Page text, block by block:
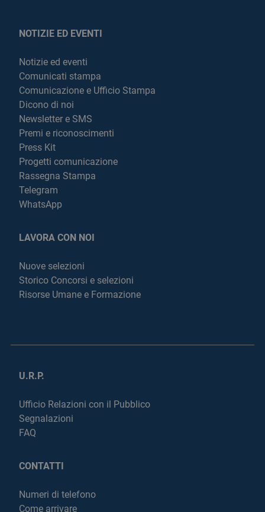
NOTIZIE ED EVENTI
Notizie ed eventi
Comunicati stampa
Comunicazione e Ufficio Stampa
Dicono di noi
Newsletter e SMS
Premi e riconoscimenti
Press Kit
Progetti comunicazione
Rassegna Stampa
Telegram
WhatsApp
LAVORA CON NOI
Nuove selezioni
Storico Concorsi e selezioni
Risorse Umane e Formazione
U.R.P.
Ufficio Relazioni con il Pubblico
Segnalazioni
FAQ
CONTATTI
Numeri di telefono
Come arrivare